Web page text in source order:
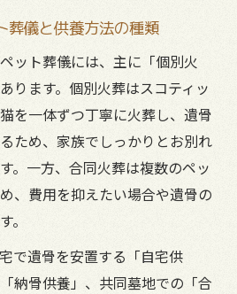
葬儀と供養方法の種類
ット葬儀には、主に「個別火
ります。個別火葬はスコティッ
を一体ずつ丁寧に火葬し、遺骨
ため、家族でしっかりとお別れ
。一方、合同火葬は複数のペッ
、費用を抑えたい場合や遺骨の
。
で遺骨を安置する「自宅供
納骨供養」、共同墓地での「合